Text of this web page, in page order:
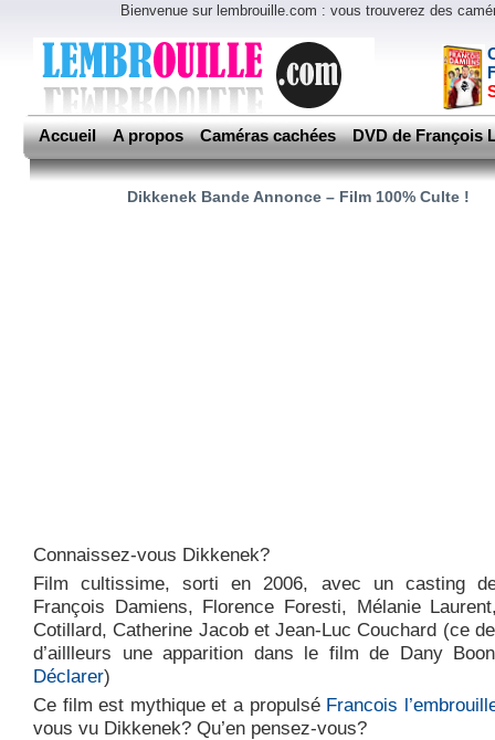
Bienvenue sur lembrouille.com : vous trouverez des
Accueil A propos Caméras cachées DVD de François
Dikkenek Bande Annonce – Film 100% Culte !
Connaissez-vous Dikkenek?
Film cultissime, sorti en 2006, avec un casting
François Damiens, Florence Foresti, Mélanie
Cotillard, Catherine Jacob et Jean-Luc Couchard (ce
d’aillleurs une apparition dans le film de Dany
Déclarer)
Ce film est mythique et a propulsé Francois
vous vu Dikkenek? Qu’en pensez-vous?